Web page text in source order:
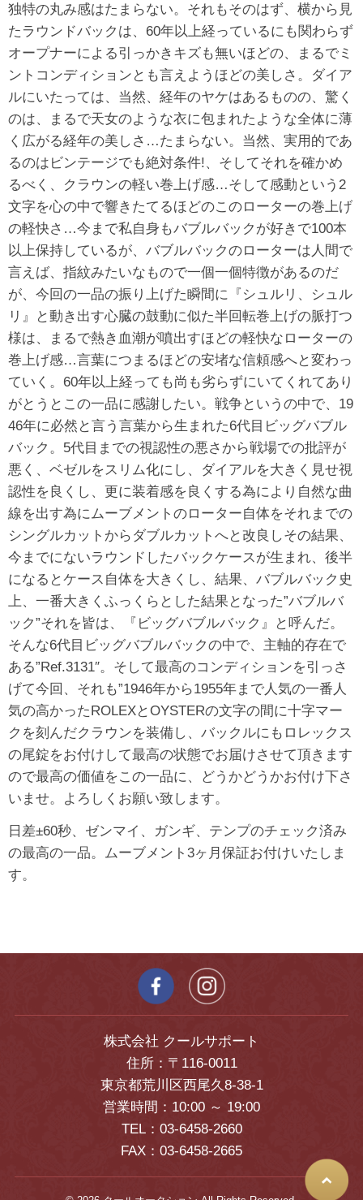
独特の丸み感はたまらない。それもそのはず、横から見
たラウンドバックは、60年以上経っているにも関わらず
オープナーによる引っかきキズも無いほどの、まるでミ
ントコンディションとも言えようほどの美しさ。ダイア
ルにいたっては、当然、経年のヤケはあるものの、驚く
のは、まるで天女のような衣に包まれたような全体に薄
く広がる経年の美しさ…たまらない。当然、実用的であ
るのはビンテージでも絶対条件!、そしてそれを確かめ
るべく、クラウンの軽い巻上げ感…そして感動という2
文字を心の中で響きたてるほどのこのローターの巻上げ
の軽快さ…今まで私自身もバブルバックが好きで100本
以上保持しているが、バブルバックのローターは人間で
言えば、指紋みたいなもので一個一個特徴があるのだ
が、今回の一品の振り上げた瞬間に『シュルリ、シュル
リ』と動き出す心臓の鼓動に似た半回転巻上げの脈打つ
様は、まるで熱き血潮が噴出すほどの軽快なローターの
巻上げ感…言葉につまるほどの安堵な信頼感へと変わっ
ていく。60年以上経っても尚も劣らずにいてくれてあり
がとうとこの一品に感謝したい。戦争というの中で、19
46年に必然と言う言葉から生まれた6代目ビッグバブル
バック。5代目までの視認性の悪さから戦場での批評が
悪く、ベゼルをスリム化にし、ダイアルを大きく見せ視
認性を良くし、更に装着感を良くする為により自然な曲
線を出す為にムーブメントのローター自体をそれまでの
シングルカットからダブルカットへと改良しその結果、
今までにないラウンドしたバックケースが生まれ、後半
になるとケース自体を大きくし、結果、バブルバック史
上、一番大きくふっくらとした結果となった”バブルバ
ック”それを皆は、『ビッグバブルバック』と呼んだ。
そんな6代目ビッグバブルバックの中で、主軸的存在で
ある”Ref.3131″。そして最高のコンディションを引っさ
げて今回、それも”1946年から1955年まで人気の一番人
気の高かったROLEXとOYSTERの文字の間に十字マー
クを刻んだクラウンを装備し、バックルにもロレックス
の尾錠をお付けして最高の状態でお届けさせて頂きます
ので最高の価値をこの一品に、どうかどうかお付け下さ
いませ。よろしくお願い致します。
日差±60秒、ゼンマイ、ガンギ、テンプのチェック済み
の最高の一品。ムーブメント3ヶ月保証お付けいたしま
す。
株式会社 クールサポート
住所：〒116-0011
東京都荒川区西尾久8-38-1
営業時間：10:00 ～ 19:00
TEL：03-6458-2660
FAX：03-6458-2665